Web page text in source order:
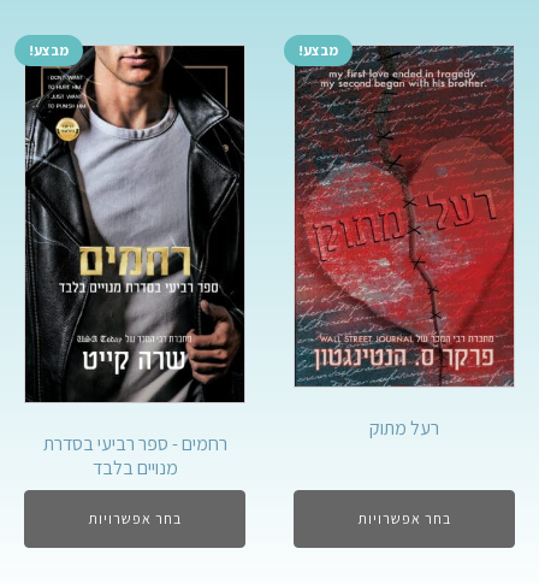
מבצע!
רעל מתוק
בחר אפשרויות
מבצע!
רחמים - ספר רביעי בסדרת
מנויים בלבד
בחר אפשרויות